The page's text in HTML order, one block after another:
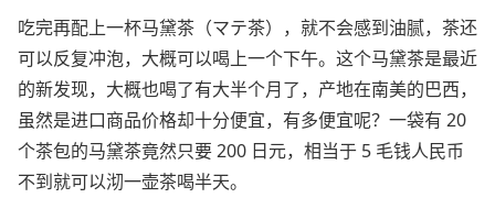
吃完再配上一杯马黛茶（マテ茶），就不会感到油腻，茶还
可以反复冲泡，大概可以喝上一个下午。这个马黛茶是最近
的新发现，大概也喝了有大半个月了，产地在南美的巴西，
虽然是进口商品价格却十分便宜，有多便宜呢？一袋有 20
个茶包的马黛茶竟然只要 200 日元，相当于 5 毛钱人民币
不到就可以沏一壶茶喝半天。